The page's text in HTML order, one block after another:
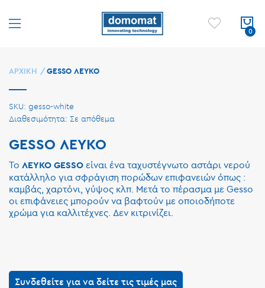
ΑΡΧΙΚΉ GESSO ΛΕΥΚΟ
SKU gesso-white
Σε απόθεμα
GESSO ΛΕΥΚΟ
To ΛΕΥΚΟ GESSO είναι ένα ταχυστέγνωτο αστάρι νερού
κατάλληλο για σφράγιση πορώδων επιφανειών όπως :
καμβάς, χαρτόνι, γύψος κλπ. Μετά το πέρασμα με Gesso
οι επιφάνειες μπορούν να βαφτούν με οποιοδήποτε
χρώμα για καλλιτέχνες. Δεν κιτρινίζει.
Συνδεθείτε για να δείτε τις τιμές μας